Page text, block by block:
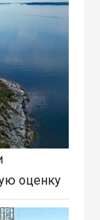
оценку